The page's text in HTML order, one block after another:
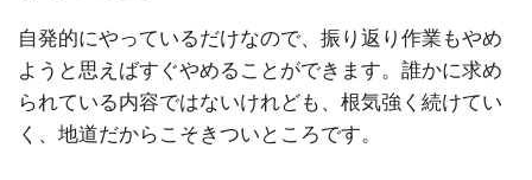
自発的にやっているだけなので、振り返り作業もやめ
ようと思えばすぐやめることができます。誰かに求め
られている内容ではないけれども、根気強く続けてい
く、地道だからこそきついところです。